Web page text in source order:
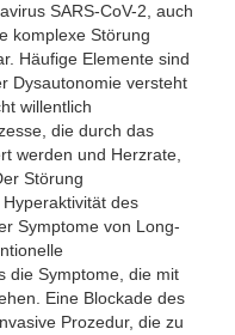
SARS-CoV-2, auch
komplexe Störung
Häufige Elemente sind
Dysautonomie versteht
willentlich
die durch das
werden und Herzrate,
Störung
des
Symptome von Long-
die Symptome, die mit
Eine Blockade des
Prozedur, die zu